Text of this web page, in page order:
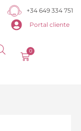
+34 649 334 751
Portal cliente
0
Carrito